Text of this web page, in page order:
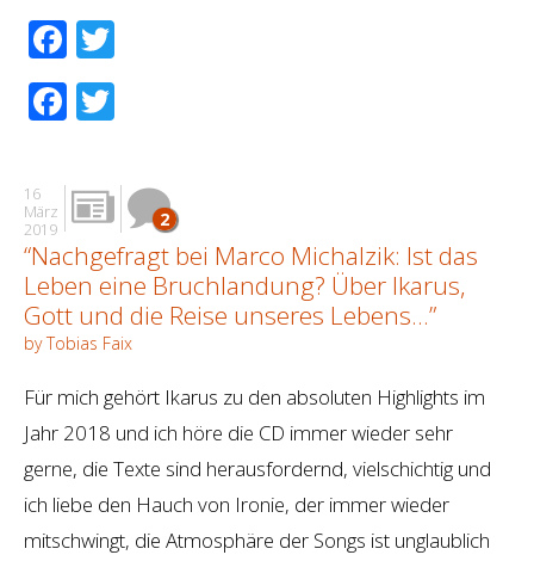
Facebook
Facebook
16
März
2019
2
“Nachgefragt bei Marco Michalzik: Ist das
Leben eine Bruchlandung? Über Ikarus,
Gott und die Reise unseres Lebens…”
by Tobias Faix
Für mich gehört Ikarus zu den absoluten Highlights im
Jahr 2018 und ich höre die CD immer wieder sehr
gerne, die Texte sind herausfordernd, vielschichtig und
ich liebe den Hauch von Ironie, der immer wieder
mitschwingt, die Atmosphäre der Songs ist unglaublich